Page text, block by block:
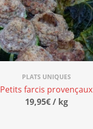
PLATS UNIQUES
Petits farcis provençaux
19,95€ / kg